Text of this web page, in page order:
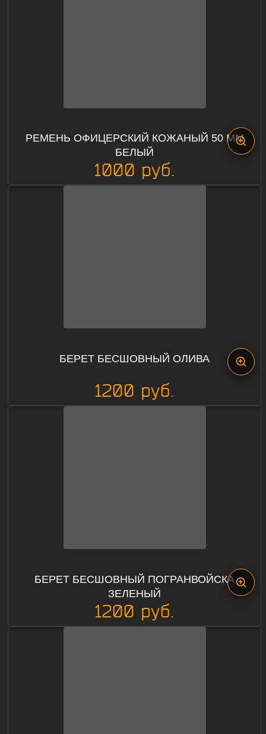
РЕМЕНЬ ОФИЦЕРСКИЙ КОЖАНЫЙ 50 ММ
БЕЛЫЙ
1000 руб.
БЕРЕТ БЕСШОВНЫЙ ОЛИВА
1200 руб.
БЕРЕТ БЕСШОВНЫЙ ПОГРАНВОЙСКА
ЗЕЛЕНЫЙ
1200 руб.